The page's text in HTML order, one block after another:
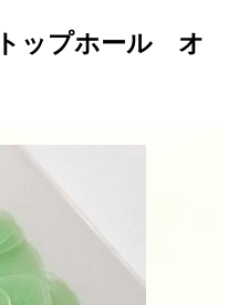
ップホール オ